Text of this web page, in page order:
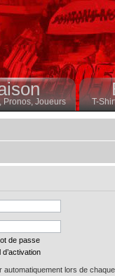
Pronos, Joueurs T-
de passe
d’activation
automatiquement lors de